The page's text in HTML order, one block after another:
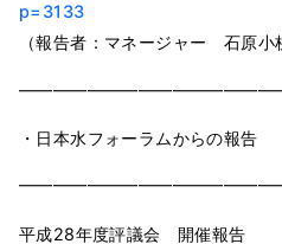
p=3133
（報告者：マネージャー 石原小
・日本水フォーラムからの報告
平成28年度評議会 開催報告